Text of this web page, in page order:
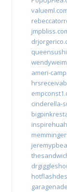
ameri-
cinderella-